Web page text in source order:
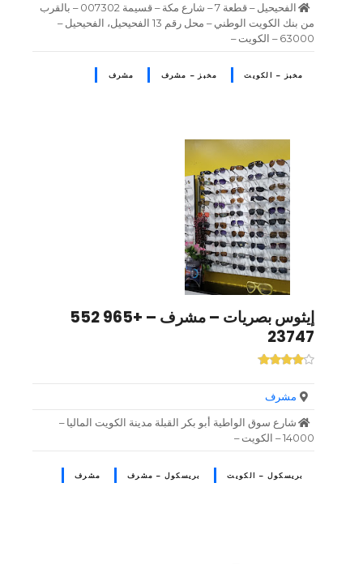
الفحيحيل – قطعة 7 – شارع مكة – قسيمة 007302 – بالقرب
من بنك الكويت الوطني – محل رقم 13 الفحيحيل، الفحيحيل –
63000 – الكويت –
مخبز – الكويت مخبز – مشرف مشرف
إيثوس بصريات – مشرف – +965 552
23747
مشرف
شارع سوق الواطية أبو بكر القبلة مدينة الكويت الماليا –
14000 – الكويت –
بريسكول – الكويت بريسكول – مشرف مشرف